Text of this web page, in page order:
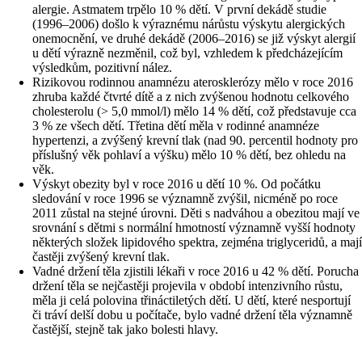
alergie. Astmatem trpělo 10 % dětí. V první dekádě studie
(1996–2006) došlo k výraznému nárůstu výskytu alergických
onemocnění, ve druhé dekádě (2006–2016) se již výskyt alergií
u dětí výrazně nezměnil, což byl, vzhledem k předcházejícím
výsledkům, pozitivní nález.
Rizikovou rodinnou anamnézu aterosklerózy mělo v roce 2016
zhruba každé čtvrté dítě a z nich zvýšenou hodnotu celkového
cholesterolu (> 5,0 mmol/l) mělo 14 % dětí, což představuje cca
3 % ze všech dětí. Třetina dětí měla v rodinné anamnéze
hypertenzi, a zvýšený krevní tlak (nad 90. percentil hodnoty pro
příslušný věk pohlaví a výšku) mělo 10 % dětí, bez ohledu na
věk.
Výskyt obezity byl v roce 2016 u dětí 10 %. Od počátku
sledování v roce 1996 se významně zvýšil, nicméně po roce
2011 zůstal na stejné úrovni. Děti s nadváhou a obezitou mají ve
srovnání s dětmi s normální hmotností významně vyšší hodnoty
některých složek lipidového spektra, zejména triglyceridů, a mají
častěji zvýšený krevní tlak.
Vadné držení těla zjistili lékaři v roce 2016 u 42 % dětí. Porucha
držení těla se nejčastěji projevila v období intenzivního růstu,
měla ji celá polovina třináctiletých dětí. U dětí, které nesportují
či tráví delší dobu u počítače, bylo vadné držení těla významně
častější, stejně tak jako bolesti hlavy.